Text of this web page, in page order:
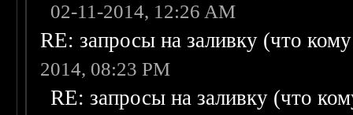
02-11-2014, 12:26 AM
RE: запросы на заливку (что
2014, 08:23 PM
RE: запросы на заливку (что